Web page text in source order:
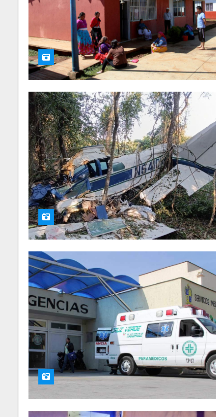
Informativo 16
HRS | 29 de julio
2026
Cadena Líder
Informativo 15
HRS | 29 de julio
Cadena Líder
Informativo 18
HRS | 28 de julio
2026
Cadena Líder
Informativo 17
HRS | 28 de julio
2026